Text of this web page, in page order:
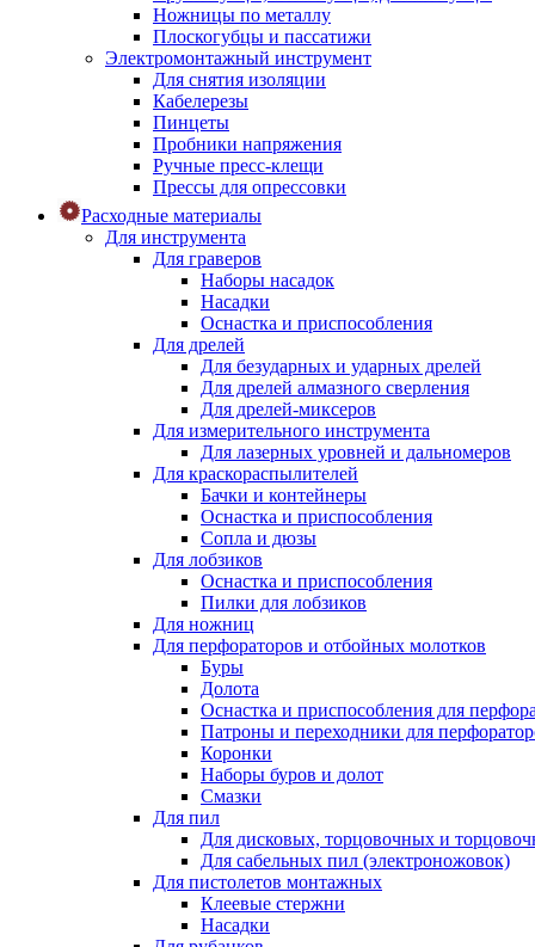
Ножницы по металлу
Плоскогубцы и пассатижи
Электромонтажный инструмент
Для снятия изоляции
Кабелерезы
Пинцеты
Пробники напряжения
Ручные пресс-клещи
Прессы для опрессовки
Расходные материалы
Для инструмента
Для граверов
Наборы насадок
Насадки
Оснастка и приспособления
Для дрелей
Для безударных и ударных дрелей
Для дрелей алмазного сверления
Для дрелей-миксеров
Для измерительного инструмента
Для лазерных уровней и дальномеров
Для краскораспылителей
Бачки и контейнеры
Оснастка и приспособления
Сопла и дюзы
Для лобзиков
Оснастка и приспособления
Пилки для лобзиков
Для ножниц
Для перфораторов и отбойных молотков
Буры
Долота
Оснастка и приспособления для
Патроны и переходники для
Коронки
Наборы буров и долот
Смазки
Для пил
Для дисковых, торцовочных и
Для сабельных пил (электроножовок)
Для пистолетов монтажных
Клеевые стержни
Насадки